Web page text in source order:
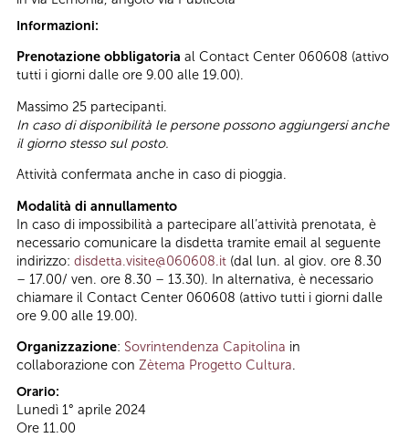
Informazioni:
Prenotazione obbligatoria al Contact Center 060608 (attivo
tutti i giorni dalle ore 9.00 alle 19.00).
Massimo 25 partecipanti.
In caso di disponibilità le persone possono aggiungersi anche
il giorno stesso sul posto.
Attività confermata anche in caso di pioggia.
Modalità di annullamento
In caso di impossibilità a partecipare all’attività prenotata, è
necessario comunicare la disdetta tramite email al seguente
indirizzo: disdetta.visite@060608.it (dal lun. al giov. ore 8.30
– 17.00/ ven. ore 8.30 – 13.30). In alternativa, è necessario
chiamare il Contact Center 060608 (attivo tutti i giorni dalle
ore 9.00 alle 19.00).
Organizzazione: Sovrintendenza Capitolina in
collaborazione con Zètema Progetto Cultura.
Orario:
Lunedì 1° aprile 2024
Ore 11.00